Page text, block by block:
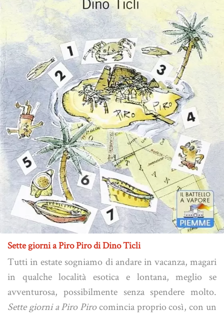
Sette giorni a Piro Piro di Dino Ticli
Tutti in estate sogniamo di andare in vacanza, magari
in qualche località esotica e lontana, meglio se
avventurosa, possibilmente senza spendere molto.
Sette giorni a Piro Pirocomincia proprio così, con un